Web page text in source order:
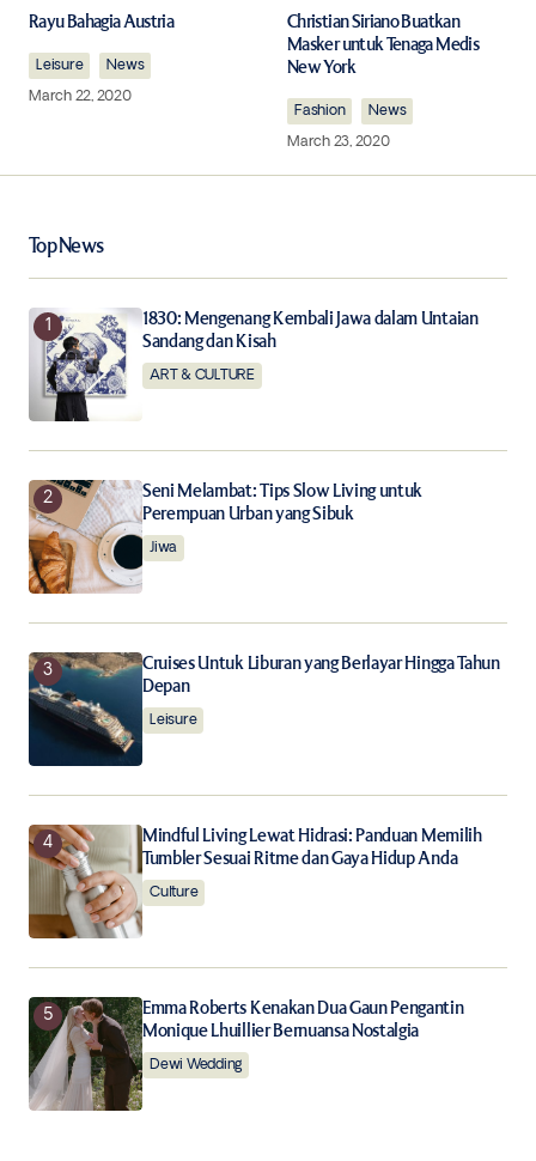
Required fields are marked*
Comment
Your Name
Your E-mail*
Save my name, email, and website in this browser for
the next time I comment.
Notify me of new posts by email.
Submit Comment
Rayu Bahagia Austria
Leisure
News
March 22, 2020
Christian Siriano Buatkan
Masker untuk Tenaga Medis
New York
Fashion
News
March 23, 2020
Top News
1830: Mengenang Kembali Jawa dalam Untaian
Sandang dan Kisah
ART & CULTURE
Seni Melambat: Tips Slow Living untuk
Perempuan Urban yang Sibuk
Jiwa
Cruises Untuk Liburan yang Berlayar Hingga Tahun
Depan
Leisure
Mindful Living Lewat Hidrasi: Panduan Memilih
Tumbler Sesuai Ritme dan Gaya Hidup Anda
Culture
Emma Roberts Kenakan Dua Gaun Pengantin
Monique Lhuillier Bernuansa Nostalgia
Dewi Wedding